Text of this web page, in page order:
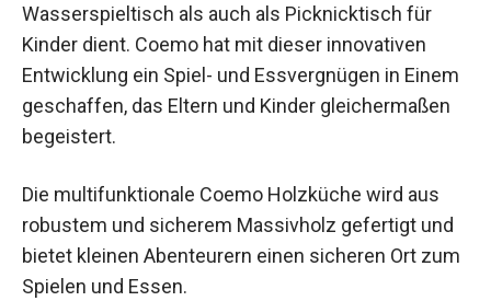
Wasserspieltisch als auch als Picknicktisch für
Kinder dient. Coemo hat mit dieser innovativen
Entwicklung ein Spiel- und Essvergnügen in Einem
geschaffen, das Eltern und Kinder gleichermaßen
begeistert.
Die multifunktionale Coemo Holzküche wird aus
robustem und sicherem Massivholz gefertigt und
bietet kleinen Abenteurern einen sicheren Ort zum
Spielen und Essen.